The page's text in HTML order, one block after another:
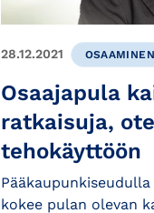
28.12.2021
Osaajapula
ratkaisuja,
tehokäyttöön
kokee pulan olevan